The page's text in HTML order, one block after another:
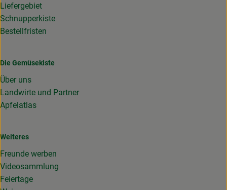
Liefergebiet
Schnupperkiste
Bestellfristen
Die Gemüsekiste
Über uns
Landwirte und Partner
Apfelatlas
Weiteres
Freunde werben
Videosammlung
Feiertage